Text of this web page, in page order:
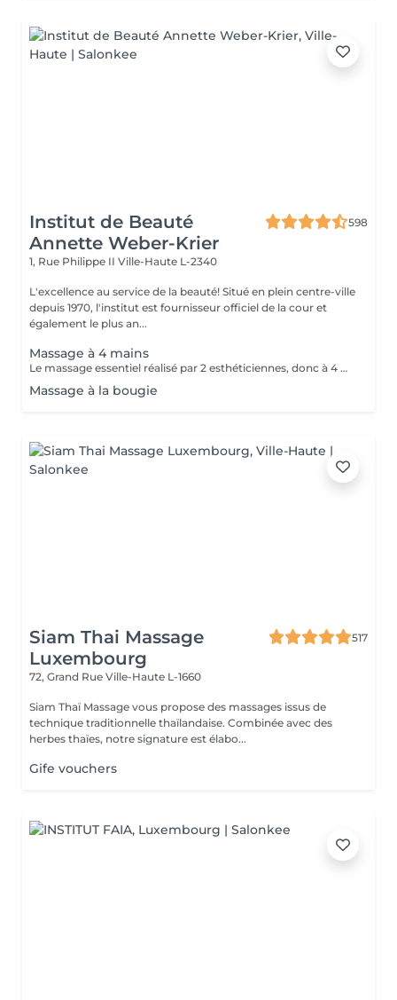
Institut de Beauté
Annette Weber-Krier
598
1, Rue Philippe II Ville-Haute L-2340
L'excellence au service de la beauté! Situé en plein centre-ville
depuis 1970, l'institut est fournisseur officiel de la cour et
également le plus an...
Massage à 4 mains
Le massage essentiel réalisé par 2 esthéticiennes, donc à 4 mains est un massage du corps complet aux huiles essentielles, qui apporte une profonde relaxation. C'est une technique favorisant la circulation énergétique et qui réactive le métabolisme. C'est un massage où on retrouve le plaisir de donner et de recevoir. En fait c'est un mélange de différentes techniques : californienne, quant au rythme, la fluidité, manoeuvres enveloppantes, et suédoise, travail précis sur les différentes parties du corps.
Massage à la bougie
Siam Thai Massage
Luxembourg
517
72, Grand Rue Ville-Haute L-1660
Siam Thaï Massage vous propose des massages issus de
technique traditionnelle thaïlandaise. Combinée avec des
herbes thaïes, notre signature est élabo...
Gife vouchers